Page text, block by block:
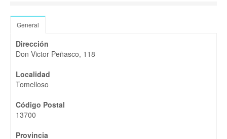
General
Dirección
Don Victor Peñasco, 118
Localidad
Tomelloso
Código Postal
13700
Provincia